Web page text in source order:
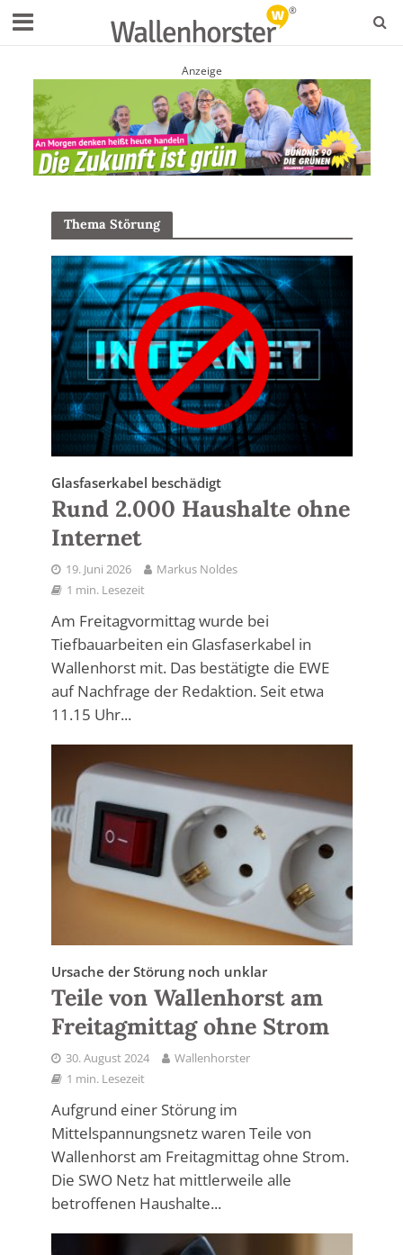
Anzeige
Thema Störung
Glasfaserkabel beschädigt
Rund 2.000 Haushalte ohne
Internet
19. Juni 2026
Markus Noldes
1 min. Lesezeit
Am Freitagvormittag wurde bei
Tiefbauarbeiten ein Glasfaserkabel in
Wallenhorst mit. Das bestätigte die EWE
auf Nachfrage der Redaktion. Seit etwa
11.15 Uhr...
Ursache der Störung noch unklar
Teile von Wallenhorst am
Freitagmittag ohne Strom
30. August 2024
Wallenhorster
1 min. Lesezeit
Aufgrund einer Störung im
Mittelspannungsnetz waren Teile von
Wallenhorst am Freitagmittag ohne Strom.
Die SWO Netz hat mittlerweile alle
betroffenen Haushalte...